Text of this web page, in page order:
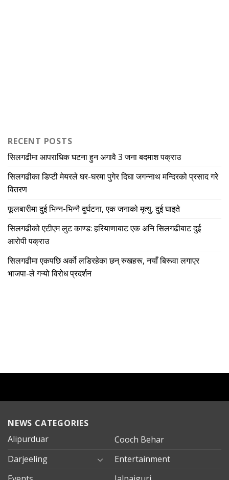
RECENT POSTS
सिलगढीमा आपराधिक घटना हुन अगावै 3 जना बदमाश पक्राउ
सिलगढीका डिप्टी मेयरले घर-घरमा पुगेर दिघा जगन्नाथ मन्दिरको प्रसाद गरे
वितरण
फूलबारीमा दुई भिन्न-भिन्नै दुर्घटना, एक जनाको मृत्यु, दुई घाइते
सिलगढीको एटीएम लुट काण्ड: हरियाणाबाट एक अनि सिलगढीबाट दुई
आरोपी पक्राउ
सिलगढीमा एकपछि अर्को लडिरहेका छन् रुखहरू, नयाँ बिरूवा लगाएर
भाजपा-ले गऱ्यो विरोध प्रदर्शन
NEWS CATEGORIES
Alipurduar
Cooch Behar
Darjeeling
Entertainment